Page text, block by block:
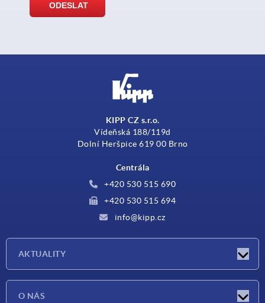
KIPP CZ s.r.o.
Vídeňská 188/119d
Dolní Heršpice 619 00 Brno
Centrála
+420 530 515 690
+420 530 515 694
info@kipp.cz
AKTUALITY
O NÁS